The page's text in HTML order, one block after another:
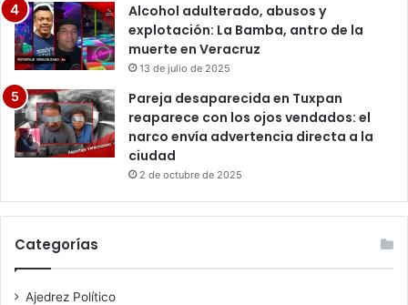
Alcohol adulterado, abusos y
explotación: La Bamba, antro de la
muerte en Veracruz
13 de julio de 2025
Pareja desaparecida en Tuxpan
reaparece con los ojos vendados: el
narco envía advertencia directa a la
ciudad
2 de octubre de 2025
Categorías
Ajedrez Político